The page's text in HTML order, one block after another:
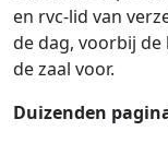
en rvc-lid van
de dag, voorbij de
de zaal voor.
Duizenden